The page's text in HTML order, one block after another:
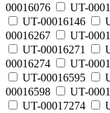
00016076
UT-
UT-00016146
00016267
UT-
UT-00016271
00016274
UT-
UT-00016595
00016598
UT-
UT-00017274